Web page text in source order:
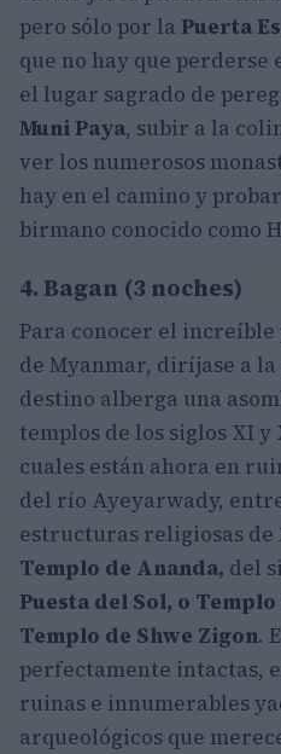
pero sólo por la Puerta
que no hay que
el lugar sagrado de
Muni Paya, subir a la
ver los numerosos
hay en el camino y
birmano conocido como
4. Bagan (3 noches)
Para conocer el
de Myanmar, diríjase a la
destino alberga una
templos de los siglos XI y
cuales están ahora en
del río Ayeyarwady,
estructuras religiosas de
Templo de Ananda, del
Puesta del Sol, o
Templo de Shwe Zigon.
perfectamente intactas,
ruinas e innumerables
arqueológicos que